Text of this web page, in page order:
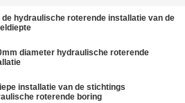
de hydraulische roterende installatie van de
diameter hydraulische roterende
installatie van de stichtings
roterende boring